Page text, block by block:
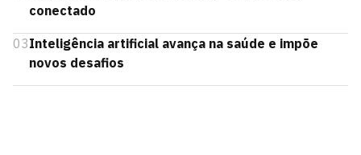
conectado
03Inteligência artificial avança na saúde e impõe
novos desafios